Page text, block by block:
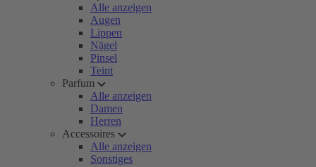
Alle anzeigen
Augen
Lippen
Nägel
Pinsel
Teint
Parfum
Alle anzeigen
Damen
Herren
Accessoires
Alle anzeigen
Sonstiges